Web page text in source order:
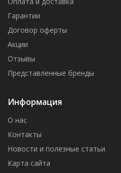
Гарантии
Договор оферты
Акции
Отзывы
Представленные бренды
Информация
О нас
Контакты
Новости и полезные статьи
Карта сайта